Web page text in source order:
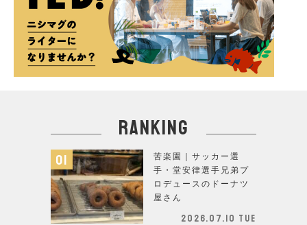
ranking
苦楽園｜サッカー選
手・堂安律選手兄弟プ
ロデュースのドーナツ
屋さん
2026.07.10 Tue